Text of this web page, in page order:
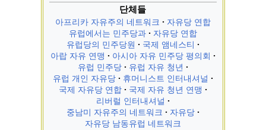
단체들
아프리카 자유주의 네트워크
자유당 연합
유럽에서는 민주당과
자유당 연합
유럽당의 민주당원
국제 앰네스티
아랍 자유 연맹
아시아 자유 민주당 평의회
유럽 민주당
유럽 자유 청년
유럽 개인 자유당
휴머니스트 인터내셔널
국제 자유당 연합
국제 자유 청년 연맹
리버럴 인터내셔널
중남미 자유주의 네트워크
자유당
자유당 남동유럽 네트워크